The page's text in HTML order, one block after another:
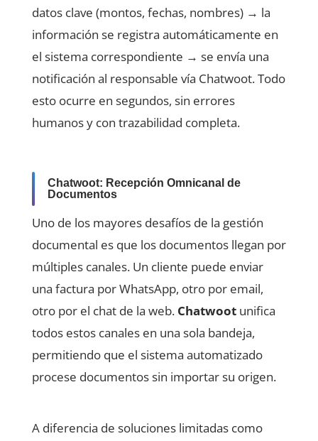
datos clave (montos, fechas, nombres) → la
información se registra automáticamente en
el sistema correspondiente → se envía una
notificación al responsable vía Chatwoot. Todo
esto ocurre en segundos, sin errores
humanos y con trazabilidad completa.
Chatwoot: Recepción Omnicanal de
Documentos
Uno de los mayores desafíos de la gestión
documental es que los documentos llegan por
múltiples canales. Un cliente puede enviar
una factura por WhatsApp, otro por email,
otro por el chat de la web. Chatwootunifica
todos estos canales en una sola bandeja,
permitiendo que el sistema automatizado
procese documentos sin importar su origen.
A diferencia de soluciones limitadas como